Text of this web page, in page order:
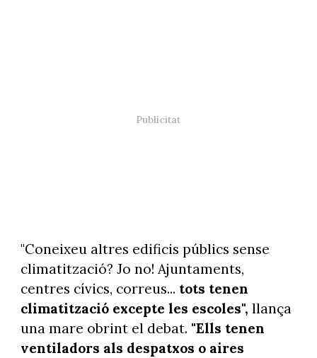
"Coneixeu altres edificis públics sense
climatització? Jo no! Ajuntaments,
centres cívics, correus... tots tenen
climatització excepte les escoles", llança
una mare obrint el debat. "Ells tenen
ventiladors als despatxos o aires